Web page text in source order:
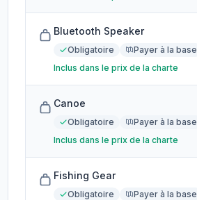
Bluetooth Speaker
Obligatoire
Payer à la base
Inclus dans le prix de la charte
Canoe
Obligatoire
Payer à la base
Inclus dans le prix de la charte
Fishing Gear
Obligatoire
Payer à la base